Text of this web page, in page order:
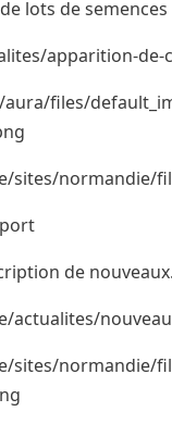
lots de
apparition-de-
files/
normandie/
de
normandie/